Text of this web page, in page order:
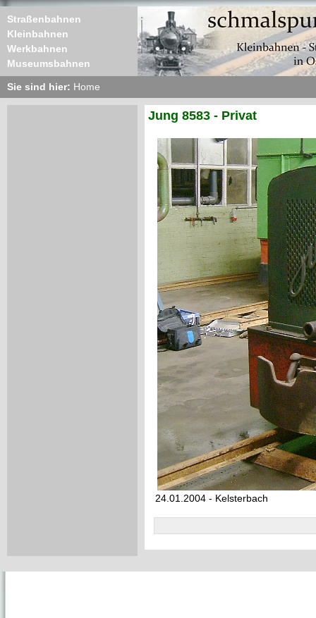
Straßenbahnen
Kleinbahnen
Werkbahnen
Museumsbahnen
Sie sind hier: Home
Jung 8583 - Privat
24.01.2004 - Kelsterbach